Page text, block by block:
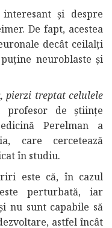
și despre
De fapt, acestea
decât ceilalți
neuroblaste și
pierzi treptat celulele
profesor de științe
Perelman a
care cercetează
în studiu.
este că, în cazul
perturbată, iar
nu sunt capabile să
astfel încât